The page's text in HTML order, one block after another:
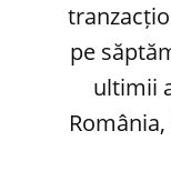
pe
ultimii